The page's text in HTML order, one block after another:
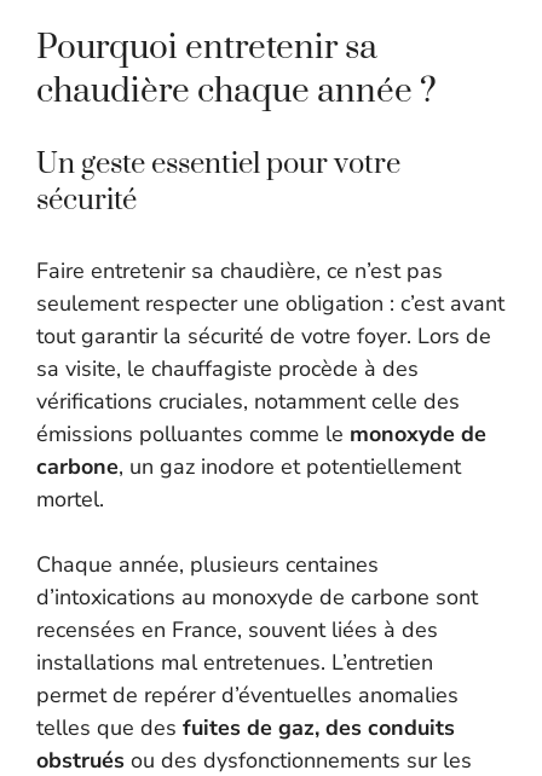
Pourquoi entretenir sa
chaudière chaque année ?
Un geste essentiel pour votre
sécurité
Faire entretenir sa chaudière, ce n’est pas
seulement respecter une obligation : c’est avant
tout garantir la sécurité de votre foyer. Lors de
sa visite, le chauffagiste procède à des
vérifications cruciales, notamment celle des
émissions polluantes comme le monoxyde de
carbone, un gaz inodore et potentiellement
mortel.
Chaque année, plusieurs centaines
d’intoxications au monoxyde de carbone sont
recensées en France, souvent liées à des
installations mal entretenues. L’entretien
permet de repérer d’éventuelles anomalies
telles que des fuites de gaz, des conduits
obstrués ou des dysfonctionnements sur les